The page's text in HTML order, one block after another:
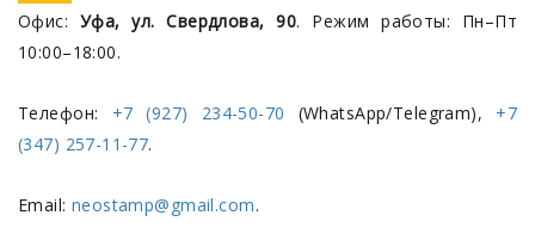
Офис: Уфа, ул. Свердлова, 90. Режим работы: Пн–Пт
10:00–18:00.
Телефон: +7 (927) 234-50-70 (WhatsApp/Telegram), +7
(347) 257-11-77.
Email: neostamp@gmail.com.